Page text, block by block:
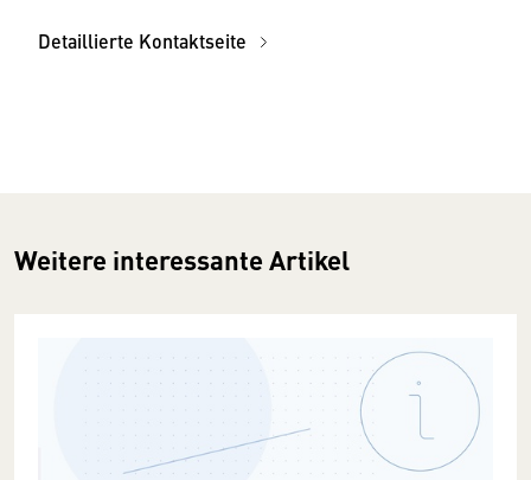
Detaillierte Kontaktseite
Weitere interessante Artikel